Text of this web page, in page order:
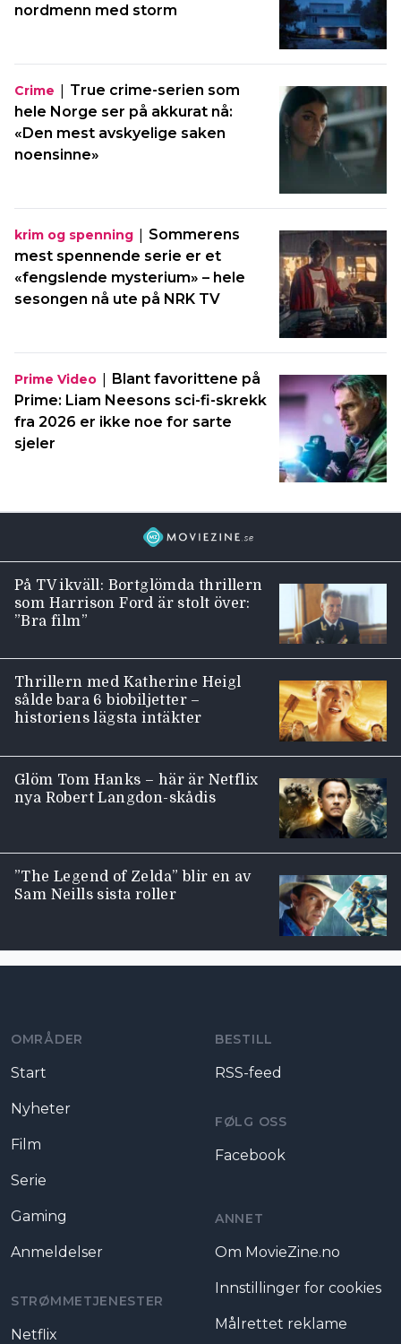
nordmenn med storm
Crime | True crime-serien som
hele Norge ser på akkurat nå:
«Den mest avskyelige saken
noensinne»
krim og spenning | Sommerens
mest spennende serie er et
«fengslende mysterium» – hele
sesongen nå ute på NRK TV
Prime Video | Blant favorittene på
Prime: Liam Neesons sci-fi-skrekk
fra 2026 er ikke noe for sarte
sjeler
På TV ikväll: Bortglömda thrillern
som Harrison Ford är stolt över:
”Bra film”
Thrillern med Katherine Heigl
sålde bara 6 biobiljetter –
historiens lägsta intäkter
Glöm Tom Hanks – här är Netflix
nya Robert Langdon-skådis
”The Legend of Zelda” blir en av
Sam Neills sista roller
OMRÅDER
Start
Nyheter
Film
Serie
Gaming
Anmeldelser
STRØMMETJENESTER
Netflix
BESTILL
RSS-feed
FØLG OSS
Facebook
ANNET
Om MovieZine.no
Innstillinger for cookies
Målrettet reklame